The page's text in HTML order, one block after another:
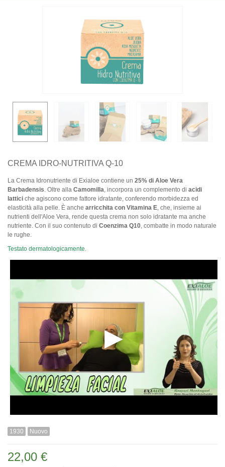
CREMA IDRO-NUTRITIVA Q-10
La Crema Idronutriente di Exialoe contiene un 25% di Aloe Vera
Barbadensis. Oltre alla Camomilla, incorpora un complemento di acidi
lattici che agiscono come fattore idratante, conferendo morbidezza ed
elasticità alla pelle. È anche arricchita con Vitamina E, che, insieme ai
nutrienti dell'Aloe Vera, rende questa crema non solo idratante ma anche
nutriente. Con il suo contenuto di Coenzima Q10, combatte in modo naturale
le rughe.
Testato dermatologicamente.
1930 Nuovo
22,00 €